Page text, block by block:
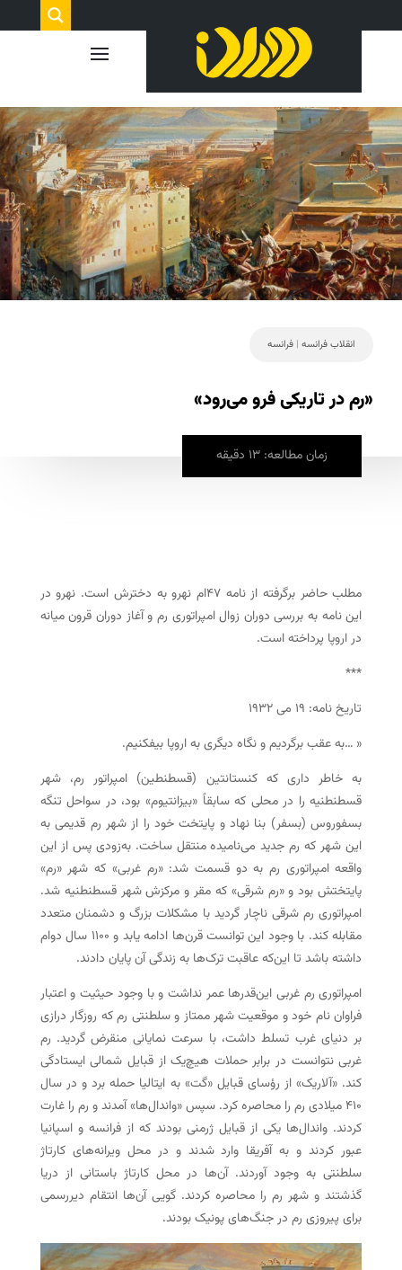
انقلاب فرانسه | فرانسه
«رم در تاریکی فرو می‌رود»
زمان مطالعه: 13 دقیقه
مطلب حاضر برگرفته از نامه ۴۷ام نهرو به دخترش است. نهرو در
این نامه به بررسی دوران زوال امپراتوری رم و آغاز دوران قرون میانه
در اروپا پرداخته است.
***
تاریخ نامه: ۱۹ می ۱۹۳۲
« …به عقب برگردیم و نگاه دیگری به اروپا بیفکنیم.
به خاطر داری که کنستانتین (قسطنطین) امپراتور رم، شهر
قسطنطنیه را در محلی که سابقاً «بیزانتیوم» بود، در سواحل تنگه
بسفوروس (بسفر) بنا نهاد و پایتخت خود را از شهر رم قدیمی به
این شهر که رم جدید می‌نامیده منتقل ساخت. به‌زودی پس از این
واقعه امپراتوری رم به دو قسمت شد: «رم غربی» که شهر «رم»
پایتختش بود و «رم شرقی» که مقر و مرکزش شهر قسطنطنیه شد.
امپراتوری رم شرقی ناچار گردید با مشکلات بزرگ و دشمنان متعدد
مقابله کند. با وجود این توانست قرن‌ها ادامه یابد و ۱۱۰۰ سال دوام
داشته باشد تا این‌که عاقبت ترک‌ها به زندگی آن پایان دادند.
امپراتوری رم غربی این‌قدرها عمر نداشت و با وجود حیثیت و اعتبار
فراوان نام خود و موقعیت شهر ممتاز و سلطنتی رم که روزگار درازی
بر دنیای غرب تسلط داشت، با سرعت نمایانی منقرض گردید. رم
غربی نتوانست در برابر حملات هیچ‌یک از قبایل شمالی ایستادگی
کند. «آلاریک» از رؤسای قبایل «گت» به ایتالیا حمله برد و در سال
۴۱۰ میلادی رم را محاصره کرد. سپس «واندال‌ها» آمدند و رم را غارت
کردند. واندال‌ها یکی از قبایل ژرمنی بودند که از فرانسه و اسپانیا
عبور کردند و به آفریقا وارد شدند و در محل ویرانه‌های کارتاژ
سلطنتی به وجود آوردند. آن‌ها در محل کارتاژ باستانی از دریا
گذشتند و شهر رم را محاصره کردند. گویی آن‌ها انتقام دیررسمی
برای پیروزی رم در جنگ‌های پونیک بودند.